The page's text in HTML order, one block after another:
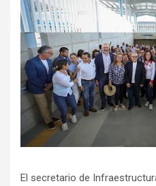
El secretario de